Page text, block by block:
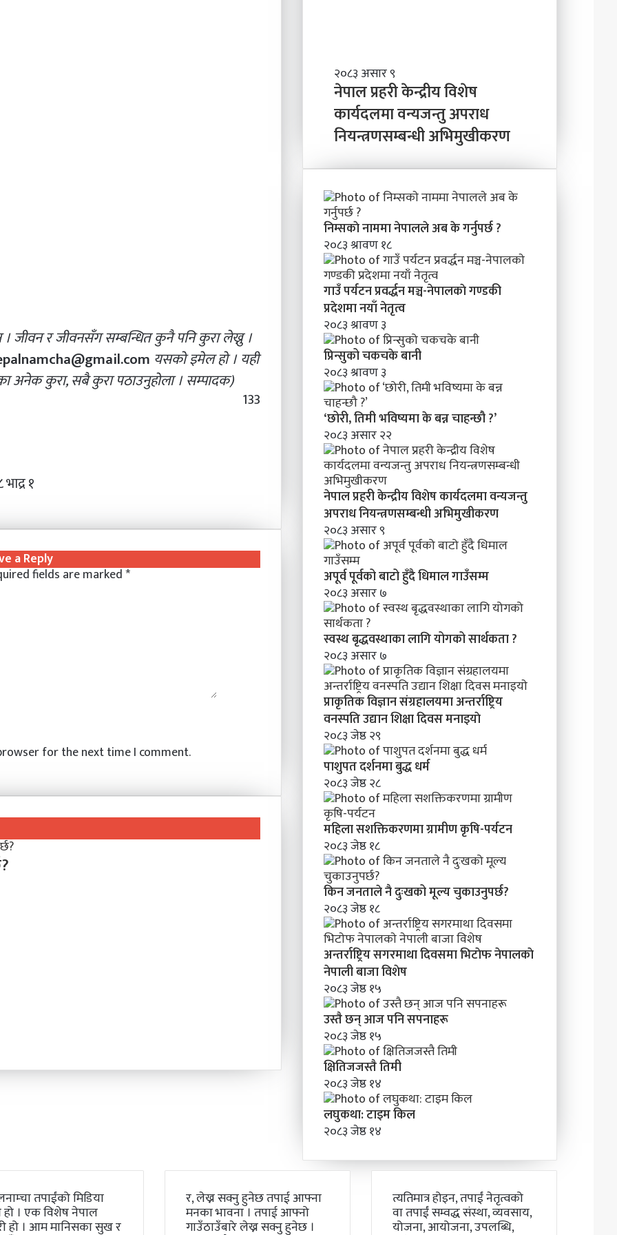
जीवन र जीवनसँग सम्बन्धित कुनै पनि कुरा लेख्नु ।
यसको इमेल हो । यही
अनेक कुरा, सबै कुरा पठाउनुहोला । सम्पादक)
१
133
a Reply
fields are marked*
for the next time I comment.
ब
न्न
चा
ह
न्छौ
?
ने
पा
ल
प्र
ह
के
य
वि
शे
ष
का
र्य
द
ल
मा
व
न्य
ज
न्तु
अ
प
रा
ध
नि
य
न्त्र
ण
स
म्ब
न्धी
अ
भि
मु
खी
क
र
ण
२०८३ असार ९
नेपाल प्रहरी केन्द्रीय विशेष
कार्यदलमा वन्यजन्तु अपराध
नियन्त्रणसम्बन्धी अभिमुखीकरण
निम्सकाे नाममा नेपालले अब के गर्नुपर्छ ?
२०८३ श्रावण १८
गाउँ पर्यटन प्रवर्द्धन मञ्च-नेपालकाे गण्डकी
प्रदेशमा नयाँ नेतृत्व
२०८३ श्रावण ३
प्रिन्सुको चकचके बानी
२०८३ श्रावण ३
‘छोरी, तिमी भविष्यमा के बन्न चाहन्छौ ?’
२०८३ असार २२
नेपाल प्रहरी केन्द्रीय विशेष कार्यदलमा वन्यजन्तु
अपराध नियन्त्रणसम्बन्धी अभिमुखीकरण
२०८३ असार ९
अपूर्व पूर्वको बाटो हुँदै धिमाल गाउँसम्म
२०८३ असार ७
स्वस्थ बृद्धवस्थाका लागि योगको सार्थकता ?
२०८३ असार ७
प्राकृतिक विज्ञान संग्रहालयमा अन्तर्राष्ट्रिय
वनस्पति उद्यान शिक्षा दिवस मनाइयाे
२०८३ जेष्ठ २९
पाशुपत दर्शनमा बुद्ध धर्म​
२०८३ जेष्ठ २८
महिला सशक्तिकरणमा ग्रामीण कृषि-पर्यटन
२०८३ जेष्ठ १८
किन जनताले नै दुःखको मूल्य चुकाउनुपर्छ?
२०८३ जेष्ठ १८
अन्तर्राष्ट्रिय सगरमाथा दिवसमा भिटाेफ नेपालकाे
नेपाली बाजा विशेष
२०८३ जेष्ठ १५
उस्तै छन् आज पनि सपनाहरू
२०८३ जेष्ठ १५
क्षितिजजस्तै तिमी
२०८३ जेष्ठ १४
लघुकथा: टाइम किल
२०८३ जेष्ठ १४
तपाईंको मिडिया
हो । एक विशेष नेपाल
हो । आम मानिसका सुख र
र, लेख्न सक्नु हुनेछ तपाई आफ्ना
मनका भावना । तपाई आफ्नो
गाउँठाउँबारे लेख्न सक्नु हुनेछ ।
त्यतिमात्र होइन, तपाईं नेतृत्वको
वा तपाईं सम्वद्ध संस्था, व्यवसाय,
योजना, आयोजना, उपलब्धि,